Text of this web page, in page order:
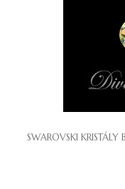
SWAROVSKI